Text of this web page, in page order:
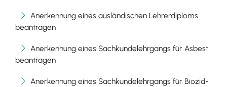
Anerkennung eines ausländischen Lehrerdiploms
beantragen
Anerkennung eines Sachkundelehrgangs für Asbest
beantragen
Anerkennung eines Sachkundelehrgangs für Biozid-